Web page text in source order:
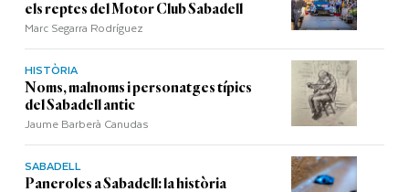
els reptes del Motor Club Sabadell
Marc Segarra Rodríguez
HISTÒRIA
Noms, malnoms i personatges típics
del Sabadell antic
Jaume Barberà Canudas
SABADELL
Paneroles a Sabadell: la història